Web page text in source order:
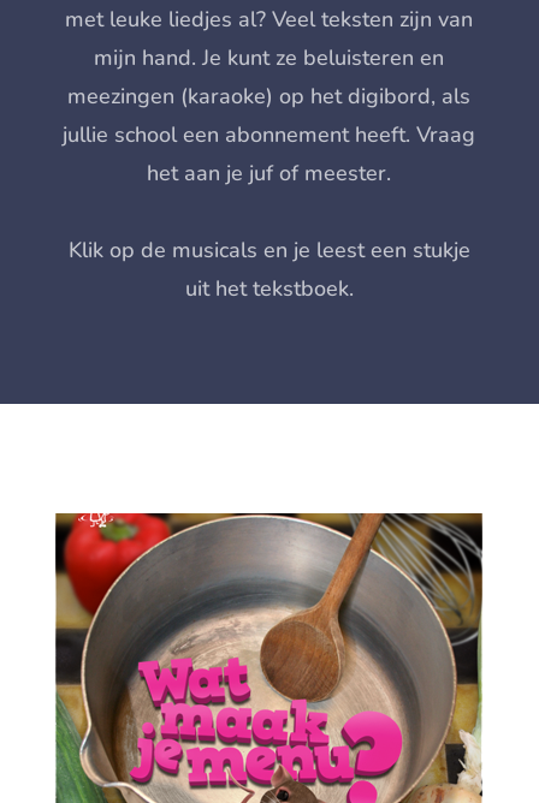
met leuke liedjes al? Veel teksten zijn van
mijn hand. Je kunt ze beluisteren en
meezingen (karaoke) op het digibord, als
jullie school een abonnement heeft. Vraag
het aan je juf of meester.
Klik op de musicals en je leest een stukje
uit het tekstboek.